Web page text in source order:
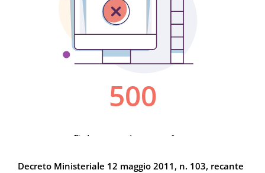
Decreto Ministeriale 12 maggio 2011, n. 103, recante